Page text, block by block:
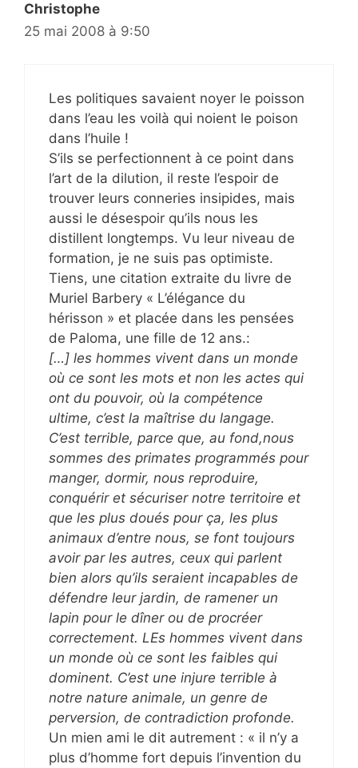
Christophe
25 mai 2008 à 9:50
Les politiques savaient noyer le poisson
dans l’eau les voilà qui noient le poison
dans l’huile !
S’ils se perfectionnent à ce point dans
l’art de la dilution, il reste l’espoir de
trouver leurs conneries insipides, mais
aussi le désespoir qu’ils nous les
distillent longtemps. Vu leur niveau de
formation, je ne suis pas optimiste.
Tiens, une citation extraite du livre de
Muriel Barbery « L’élégance du
hérisson » et placée dans les pensées
de Paloma, une fille de 12 ans.:
[…] les hommes vivent dans un monde
où ce sont les mots et non les actes qui
ont du pouvoir, où la compétence
ultime, c’est la maîtrise du langage.
C’est terrible, parce que, au fond,nous
sommes des primates programmés pour
manger, dormir, nous reproduire,
conquérir et sécuriser notre territoire et
que les plus doués pour ça, les plus
animaux d’entre nous, se font toujours
avoir par les autres, ceux qui parlent
bien alors qu’ils seraient incapables de
défendre leur jardin, de ramener un
lapin pour le dîner ou de procréer
correctement. LEs hommes vivent dans
un monde où ce sont les faibles qui
dominent. C’est une injure terrible à
notre nature animale, un genre de
perversion, de contradiction profonde.
Un mien ami le dit autrement : « il n’y a
plus d’homme fort depuis l’invention du